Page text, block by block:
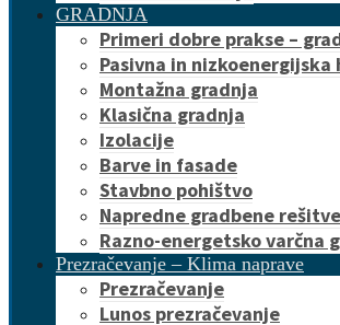
GRADNJA
Primeri dobre prakse –
Pasivna in nizkoenergijska
Montažna gradnja
Klasična gradnja
Izolacije
Barve in fasade
Stavbno pohištvo
Napredne gradbene rešitve
Razno-energetsko varčna
Prezračevanje – Klima naprave
Prezračevanje
Lunos prezračevanje